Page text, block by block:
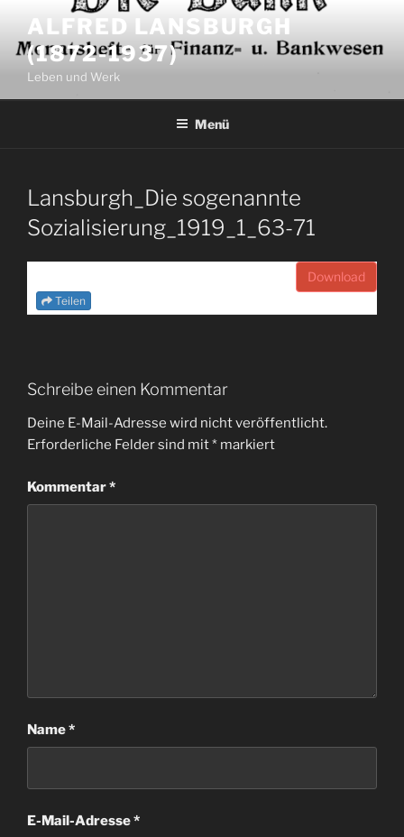
Inhalt
springen
ALFRED LANSBURGH
(1872-1937)
Leben und Werk
Menü
Lansburgh_Die sogenannte
Sozialisierung_1919_1_63-71
Download
Teilen
Schreibe einen Kommentar
Deine E-Mail-Adresse wird nicht veröffentlicht.
Erforderliche Felder sind mit* markiert
Kommentar*
Name*
E-Mail-Adresse*